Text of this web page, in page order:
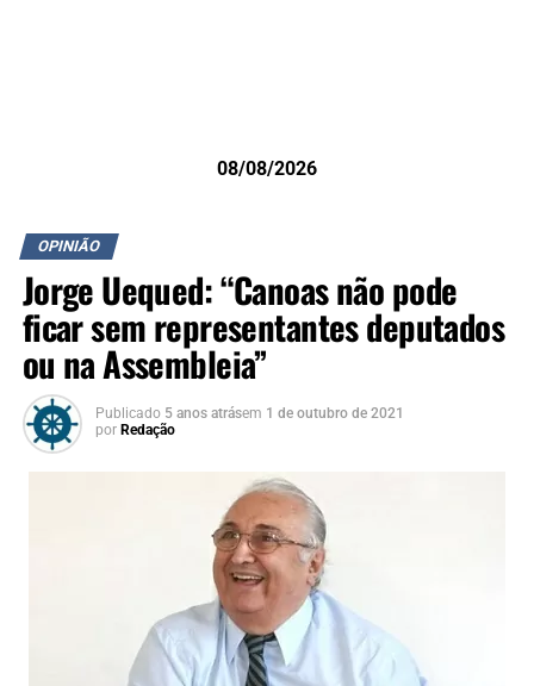
08/08/2026
OPINIÃO
Jorge Uequed: “Canoas não pode
ficar sem representantes deputados
ou na Assembleia”
Publicado 5 anos atrásem 1 de outubro de 2021
por Redação